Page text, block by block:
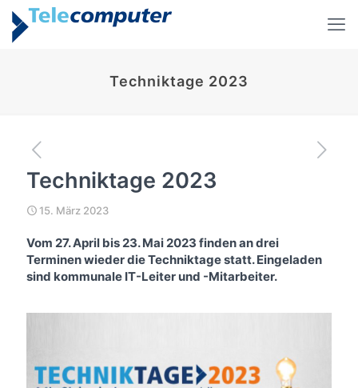
Techniktage 2023
Techniktage 2023
15. März 2023
Vom 27. April bis 23. Mai 2023 finden an drei
Terminen wieder die Techniktage statt. Eingeladen
sind kommunale IT-Leiter und -Mitarbeiter.